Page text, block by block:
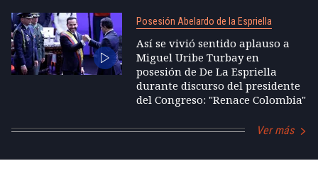
Posesión Abelardo de la Espriella
Así se vivió sentido aplauso a
Miguel Uribe Turbay en
posesión de De La Espriella
durante discurso del presidente
del Congreso: "Renace Colombia"
Ver más